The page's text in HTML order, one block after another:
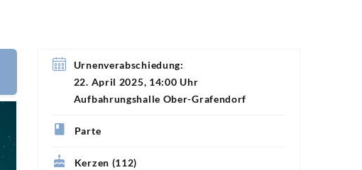
Urnenverabschiedung:
22. April 2025, 14:00 Uhr
Aufbahrungshalle Ober-Grafendorf
Parte
Kerzen (112)